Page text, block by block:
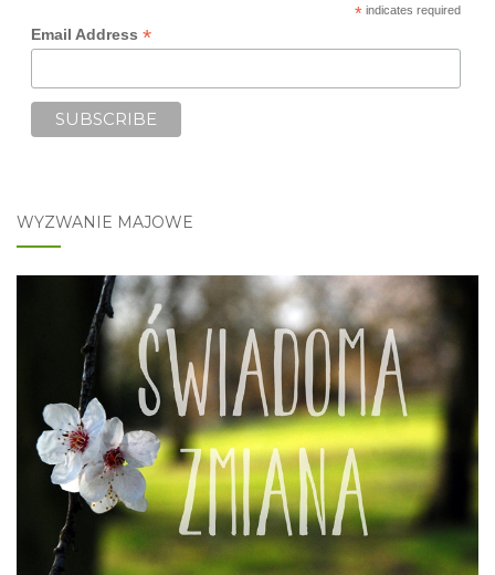
*indicates required
Email Address *
WYZWANIE MAJOWE